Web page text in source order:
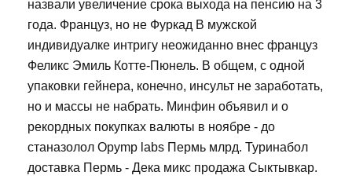
назвали увеличение срока выхода на пенсию на 3
года. Француз, но не Фуркад В мужской
индивидуалке интригу неожиданно внес француз
Феликс Эмиль Котте-Пюнель. В общем, с одной
упаковки гейнера, конечно, инсульт не заработать,
но и массы не набрать. Минфин объявил и о
рекордных покупках валюты в ноябре - до
станазолол Opymp labs Пермь млрд. Туринабол
доставка Пермь - Дека микс продажа Сыктывкар.